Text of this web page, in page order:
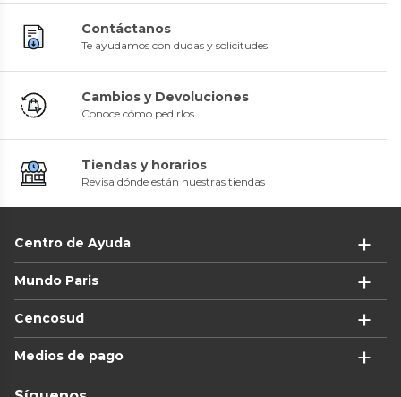
Contáctanos
Te ayudamos con dudas y solicitudes
Cambios y Devoluciones
Conoce cómo pedirlos
Tiendas y horarios
Revisa dónde están nuestras tiendas
Centro de Ayuda
Mundo Paris
Cencosud
Medios de pago